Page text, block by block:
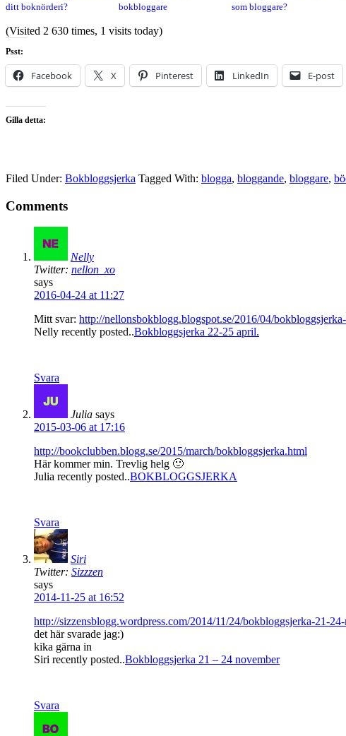
ditt boknörderi?
bokbloggare
som bloggare?
(Visited 2 630 times, 1 visits today)
Psst:
Facebook X Pinterest LinkedIn E-post
Gilla detta:
Filed Under: Bokbloggsjerka Tagged With: blogga, bloggande, bloggare,
Comments
Nelly
Twitter: nellon_xo
says
2016-04-24 at 11:27
Mitt svar: http://nellonsbokblogg.blogspot.se/2016/04/
Nelly recently posted..Bokbloggsjerka 22-25 april.
Svara
Julia says
2015-03-06 at 17:16
http://bookclubben.blogg.se/2015/march/bokbloggsjerka.html
Här kommer min. Trevlig helg 🙂
Julia recently posted..BOKBLOGGSJERKA
Svara
Siri
Twitter: Sizzzen
says
2014-11-25 at 16:52
http://sizzensblogg.wordpress.com/2014/11/24/bokbloggsjerka-21-
det här svarade jag:)
kika gärna in
Siri recently posted..Bokbloggsjerka 21 – 24 november
Svara